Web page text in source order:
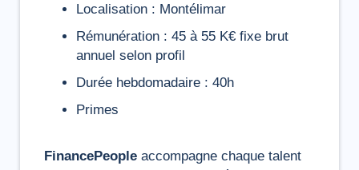
Localisation : Montélimar
Rémunération : 45 à 55 K€ fixe brut
annuel selon profil
Durée hebdomadaire : 40h
Primes
FinancePeople accompagne chaque talent